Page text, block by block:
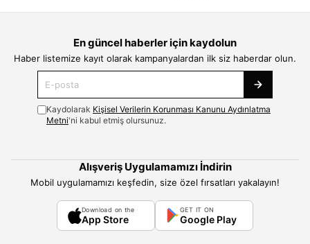
En güncel haberler için kaydolun
Haber listemize kayıt olarak kampanyalardan ilk siz haberdar olun.
Kaydolarak Kişisel Verilerin Korunması Kanunu Aydınlatma
Metni'ni kabul etmiş olursunuz.
Alışveriş Uygulamamızı İndirin
Mobil uygulamamızı keşfedin, size özel fırsatları yakalayın!
Download on the
App Store
GET IT ON
Google Play